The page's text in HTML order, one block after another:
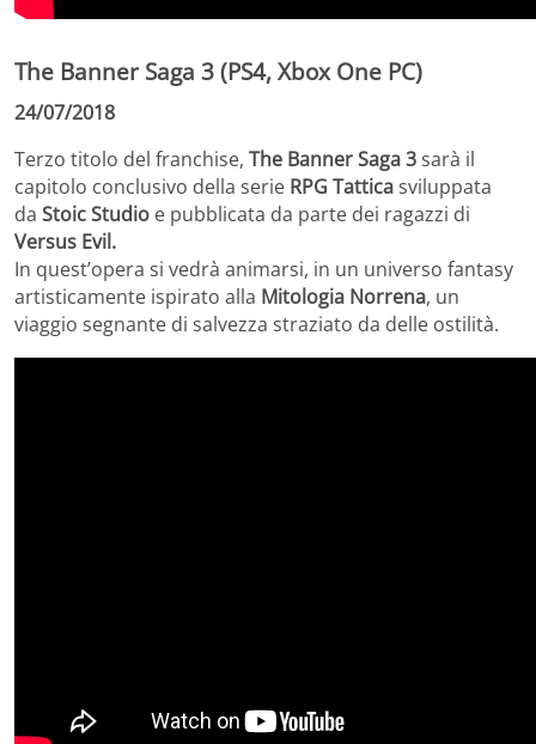
The Banner Saga 3 (PS4, Xbox One PC)
24/07/2018
Terzo titolo del franchise, The Banner Saga 3sarà il
capitolo conclusivo della serie RPG Tatticasviluppata
da Stoic Studio e pubblicata da parte dei ragazzi di
Versus Evil.
In quest’opera si vedrà animarsi, in un universo fantasy
artisticamente ispirato alla Mitologia Norrena, un
viaggio segnante di salvezza straziato da delle ostilità.